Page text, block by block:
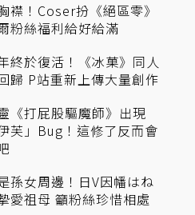
襟！Coser扮《絕區零》
粉絲福利給好給滿
終於復活！《冰菓》同人
歸 P站重新上傳大量創作
《打屁股驅魔師》出現
芙」Bug！這修了反而會
孫女周邊！日V因幡はね
愛祖母 籲粉絲珍惜相處